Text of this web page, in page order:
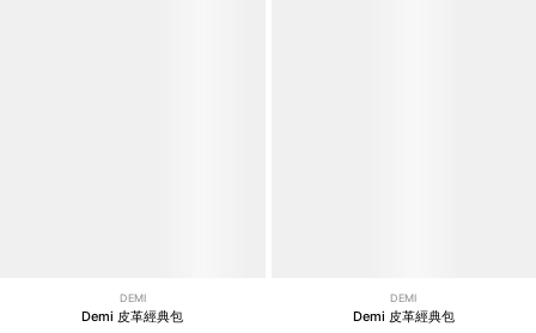
DEMI
Demi 皮革經典包
DEMI
Demi 皮革經典包